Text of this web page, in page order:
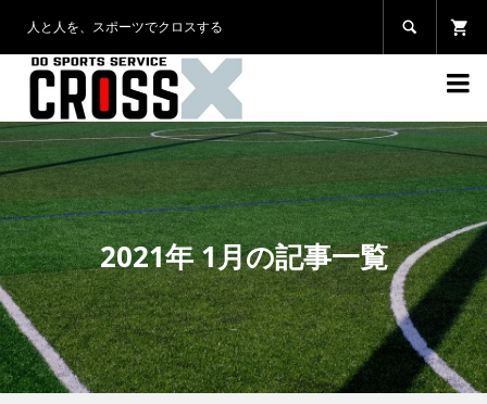
人と人を、スポーツでクロスする 

2021年 1月の記事一覧